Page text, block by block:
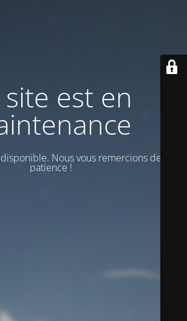
site est en
Nous vous remercions de votre
patience !